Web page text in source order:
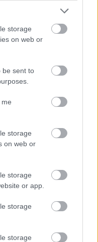
storage
on web or
be sent to
storage
on web or
storage
or app.
storage
storage
fontos dologra